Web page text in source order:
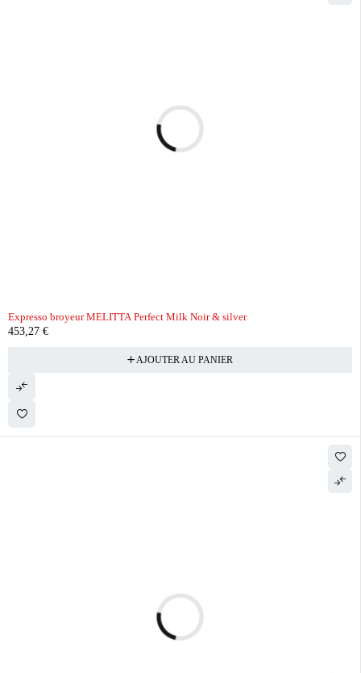
Expresso broyeur MELITTA Perfect Milk Noir & silver
453,27 €
AJOUTER AU PANIER